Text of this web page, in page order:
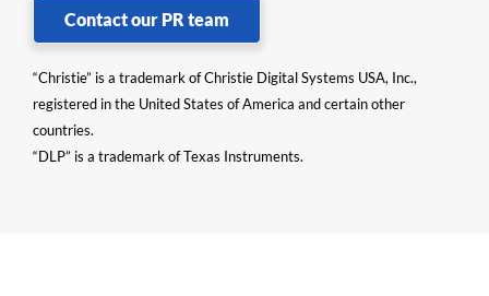
Contact our PR team
“Christie” is a trademark of Christie Digital Systems USA, Inc.,
registered in the United States of America and certain other
countries.
“DLP” is a trademark of Texas Instruments.